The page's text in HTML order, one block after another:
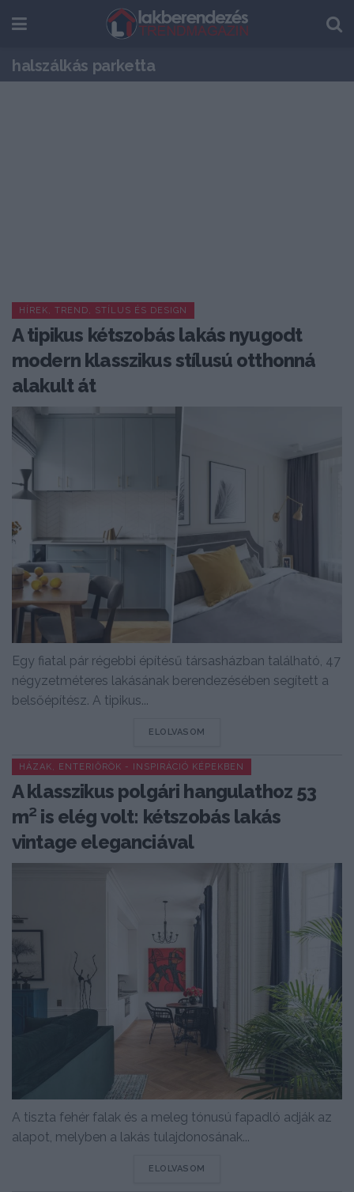
halszálkás parketta
HÍREK, TREND, STÍLUS ÉS DESIGN
A tipikus kétszobás lakás nyugodt
modern klasszikus stílusú otthonná
alakult át
Egy fiatal pár régebbi építésű társasházban található, 47
négyzetméteres lakásának berendezésében segített a
belsőépítész. A tipikus...
ELOLVASOM
HÁZAK, ENTERIŐRÖK - INSPIRÁCIÓ KÉPEKBEN
A klasszikus polgári hangulathoz 53
m² is elég volt: kétszobás lakás
vintage eleganciával
A tiszta fehér falak és a meleg tónusú fapadló adják az
alapot, melyben a lakás tulajdonosának...
ELOLVASOM